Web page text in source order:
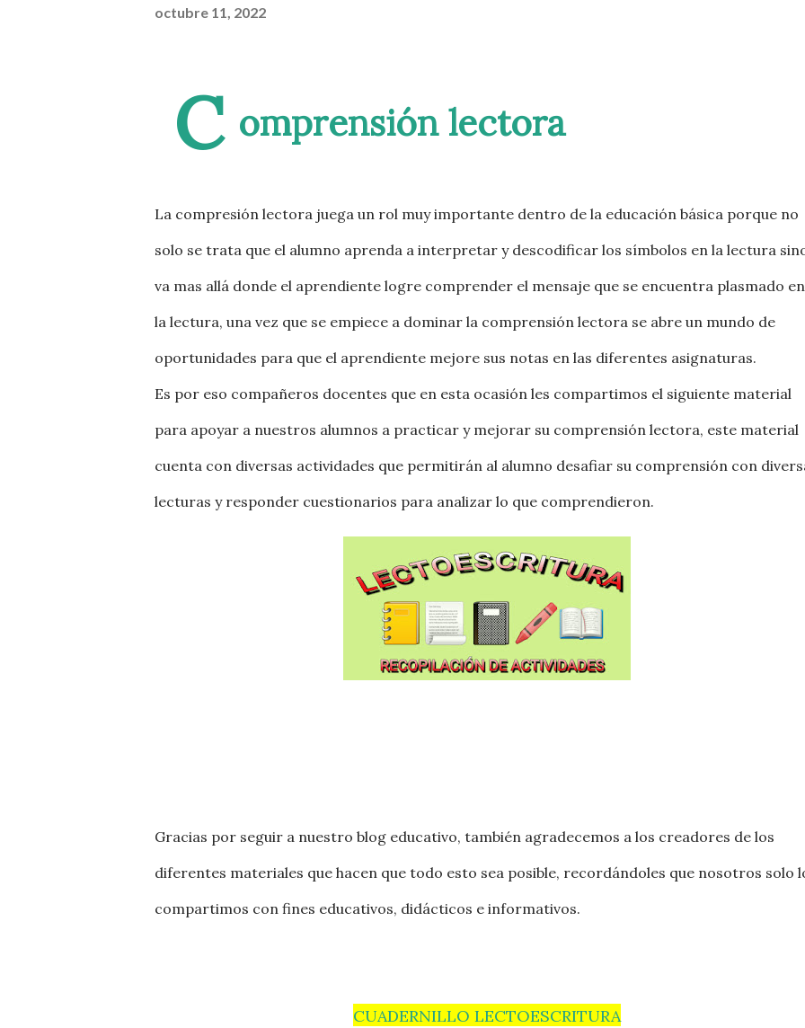
octubre 11, 2022
C omprensión lectora
La compresión lectora juega un rol muy importante dentro de la educación básica porque no
solo se trata que el alumno aprenda a interpretar y descodificar los símbolos en la lectura
va mas allá donde el aprendiente logre comprender el mensaje que se encuentra plasmado en
la lectura, una vez que se empiece a dominar la comprensión lectora se abre un mundo de
oportunidades para que el aprendiente mejore sus notas en las diferentes asignaturas.
Es por eso compañeros docentes que en esta ocasión les compartimos el siguiente material
para apoyar a nuestros alumnos a practicar y mejorar su comprensión lectora, este material
cuenta con diversas actividades que permitirán al alumno desafiar su comprensión con
lecturas y responder cuestionarios para analizar lo que comprendieron.
Gracias por seguir a nuestro blog educativo, también agradecemos a los creadores de los
diferentes materiales que hacen que todo esto sea posible, recordándoles que nosotros solo
compartimos con fines educativos, didácticos e informativos.
CUADERNILLO LECTOESCRITURA